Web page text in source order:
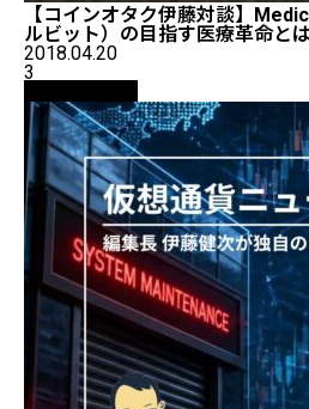
【コインオタク伊藤対談】
ルビット）の目指す医療革命と
2018.04.20
3